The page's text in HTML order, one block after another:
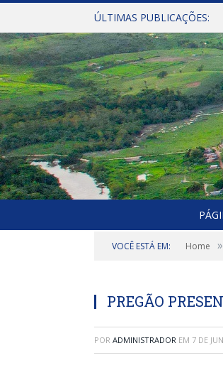
ÚLTIMAS PUBLICAÇÕES:
VOCÊ ESTÁ EM: Home »
PREGÃO
POR ADMINISTRADOR EM 7 DE